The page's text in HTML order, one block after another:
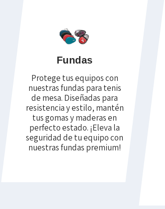
Fundas
Protege tus equipos con
nuestras fundas para tenis
de mesa. Diseñadas para
resistencia y estilo, mantén
tus gomas y maderas en
perfecto estado. ¡Eleva la
seguridad de tu equipo con
nuestras fundas premium!